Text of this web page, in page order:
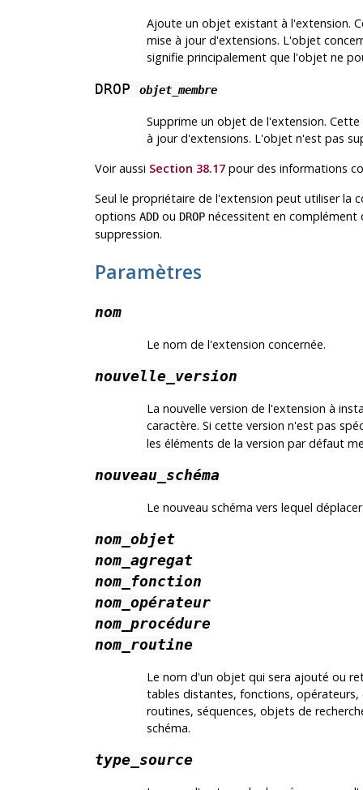
Ajoute un objet existant à l'extension.
mise à jour d'extensions. L'objet
signifie principalement que l'objet ne
DROP objet_membre
Supprime un objet de l'extension.
à jour d'extensions. L'objet n'est pas
Voir aussi Section 38.17pour des informations
Seul le propriétaire de l'extension peut utiliser la
options ADDou DROPnécessitent en complément
suppression.
Paramètres
nom
Le nom de l'extension concernée.
nouvelle_version
La nouvelle version de l'extension à
caractère. Si cette version n'est pas
les éléments de la version par défaut
nouveau_schéma
Le nouveau schéma vers lequel
nom_objet
nom_agregat
nom_fonction
nom_opérateur
nom_procédure
nom_routine
Le nom d'un objet qui sera ajouté ou
tables distantes, fonctions,
routines, séquences, objets de
schéma.
type_source